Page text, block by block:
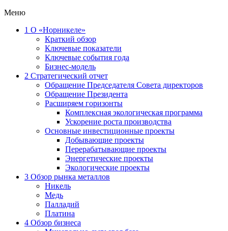
Меню
1 О «Норникеле»
Краткий обзор
Ключевые показатели
Ключевые события года
Бизнес-модель
2 Стратегический отчет
Обращение Председателя Совета директоров
Обращение Президента
Расширяем горизонты
Комплексная экологическая программа
Ускорение роста производства
Основные инвестиционные проекты
Добывающие проекты
Перерабатывающие проекты
Энергетические проекты
Экологические проекты
3 Обзор рынка металлов
Никель
Медь
Палладий
Платина
4 Обзор бизнеса